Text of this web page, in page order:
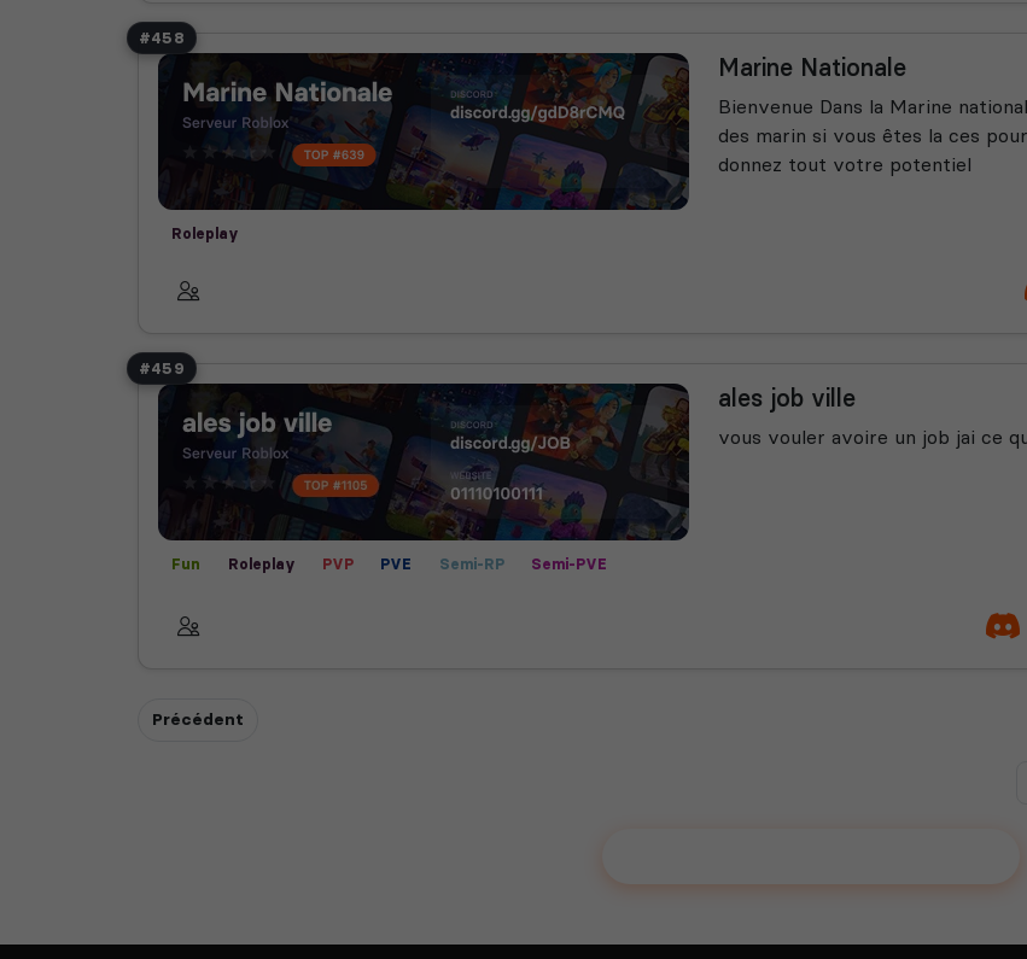
#458
Roleplay
Marine Nationale
Bienvenue Dans la Marine
des marin si vous êtes la ces
donnez tout votre potentiel
#459
Fun Roleplay PVP PVE Semi-RP
Semi-PVE
ales job ville
vous vouler avoire un job jai ce
Précédent